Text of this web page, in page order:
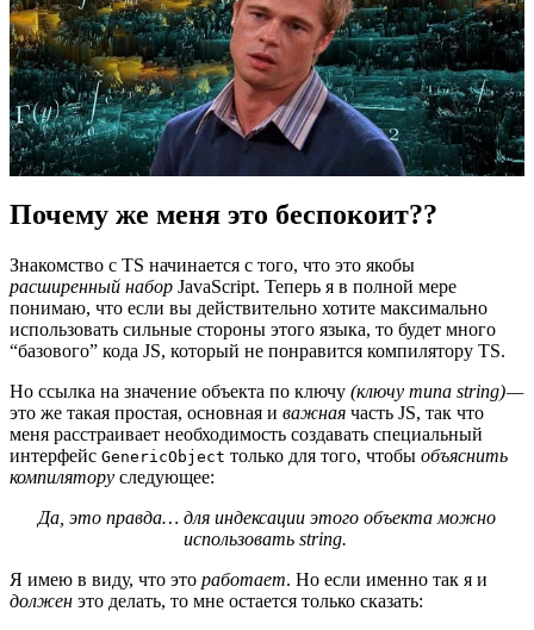
Почему же меня это беспокоит??
Знакомство с TS начинается с того, что это якобы
расширенный набор JavaScript. Теперь я в полной мере
понимаю, что если вы действительно хотите максимально
использовать сильные стороны этого языка, то будет много
“базового” кода JS, который не понравится компилятору TS.
Но ссылка на значение объекта по ключу (ключу типа string) —
это же такая простая, основная и важная часть JS, так что
меня расстраивает необходимость создавать специальный
интерфейс GenericObject только для того, чтобы объяснить
компилятору следующее:
Да, это правда… для индексации этого объекта можно
использовать string.
Я имею в виду, что это работает. Но если именно так я и
должен это делать, то мне остается только сказать: